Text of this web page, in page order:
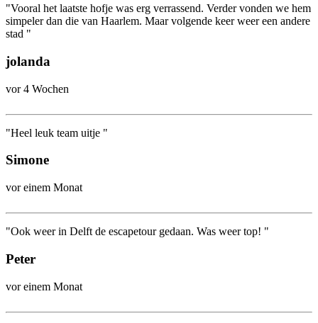
"Vooral het laatste hofje was erg verrassend. Verder vonden we hem
simpeler dan die van Haarlem. Maar volgende keer weer een andere
stad "
jolanda
vor 4 Wochen
"Heel leuk team uitje "
Simone
vor einem Monat
"Ook weer in Delft de escapetour gedaan. Was weer top! "
Peter
vor einem Monat